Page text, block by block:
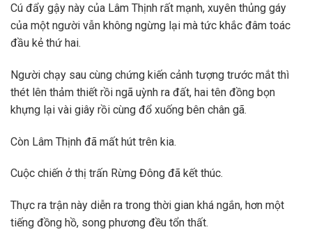
Cú đẩy gậy này của Lâm Thịnh rất mạnh, xuyên thủng gáy
của một người vẫn không ngừng lại mà tức khắc đâm toác
đầu kẻ thứ hai.
Người chạy sau cùng chứng kiến cảnh tượng trước mắt thì
thét lên thảm thiết rồi ngã uỳnh ra đất, hai tên đồng bọn
khựng lại vài giây rồi cùng đổ xuống bên chân gã.
Còn Lâm Thịnh đã mất hút trên kia.
Cuộc chiến ở thị trấn Rừng Đông đã kết thúc.
Thực ra trận này diễn ra trong thời gian khá ngắn, hơn một
tiếng đồng hồ, song phương đều tổn thất.